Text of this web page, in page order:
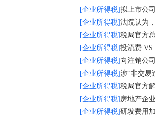
[企业所得税]拟上市公
[企业所得税]法院认为
[企业所得税]税局官方
[企业所得税]投流费
[企业所得税] 向注销公
[企业所得税]涉“非交易
[企业所得税]税局官方
[企业所得税] 房地产企
[企业所得税]研发费用